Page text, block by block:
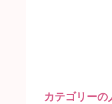
カテゴリーの